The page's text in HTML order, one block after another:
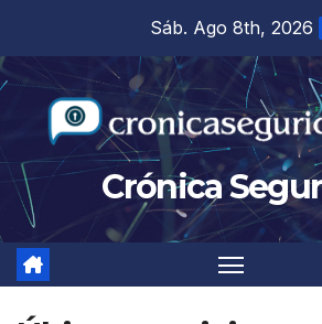
contenido
Sáb. Ago 8th, 2026
Crónica